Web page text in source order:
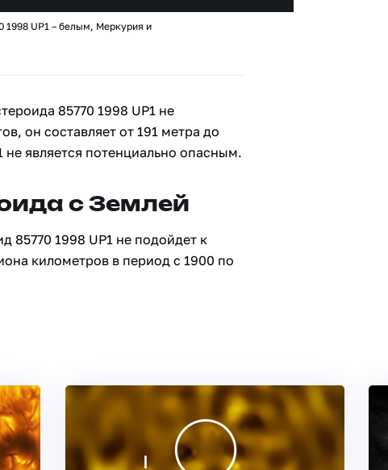
1998 UP1 – белым, Меркурия и
85770 1998 UP1 не
он составляет от 191 метра до
не является потенциально опасным.
с Землей
85770 1998 UP1 не подойдет к
километров в период с 1900 по